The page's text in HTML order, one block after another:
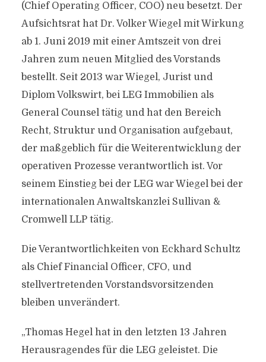
(Chief Operating Officer, COO) neu besetzt. Der
Aufsichtsrat hat Dr. Volker Wiegel mit Wirkung
ab 1. Juni 2019 mit einer Amtszeit von drei
Jahren zum neuen Mitglied des Vorstands
bestellt. Seit 2013 war Wiegel, Jurist und
Diplom Volkswirt, bei LEG Immobilien als
General Counsel tätig und hat den Bereich
Recht, Struktur und Organisation aufgebaut,
der maßgeblich für die Weiterentwicklung der
operativen Prozesse verantwortlich ist. Vor
seinem Einstieg bei der LEG war Wiegel bei der
internationalen Anwaltskanzlei Sullivan &
Cromwell LLP tätig.
Die Verantwortlichkeiten von Eckhard Schultz
als Chief Financial Officer, CFO, und
stellvertretenden Vorstandsvorsitzenden
bleiben unverändert.
„Thomas Hegel hat in den letzten 13 Jahren
Herausragendes für die LEG geleistet. Die